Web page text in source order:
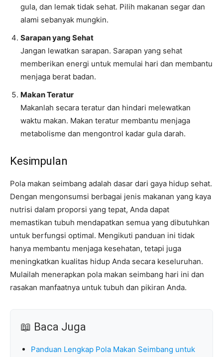
gula, dan lemak tidak sehat. Pilih makanan segar dan
alami sebanyak mungkin.
Sarapan yang Sehat
Jangan lewatkan sarapan. Sarapan yang sehat
memberikan energi untuk memulai hari dan membantu
menjaga berat badan.
Makan Teratur
Makanlah secara teratur dan hindari melewatkan
waktu makan. Makan teratur membantu menjaga
metabolisme dan mengontrol kadar gula darah.
Kesimpulan
Pola makan seimbang adalah dasar dari gaya hidup sehat.
Dengan mengonsumsi berbagai jenis makanan yang kaya
nutrisi dalam proporsi yang tepat, Anda dapat
memastikan tubuh mendapatkan semua yang dibutuhkan
untuk berfungsi optimal. Mengikuti panduan ini tidak
hanya membantu menjaga kesehatan, tetapi juga
meningkatkan kualitas hidup Anda secara keseluruhan.
Mulailah menerapkan pola makan seimbang hari ini dan
rasakan manfaatnya untuk tubuh dan pikiran Anda.
📖 Baca Juga
Panduan Lengkap Pola Makan Seimbang untuk